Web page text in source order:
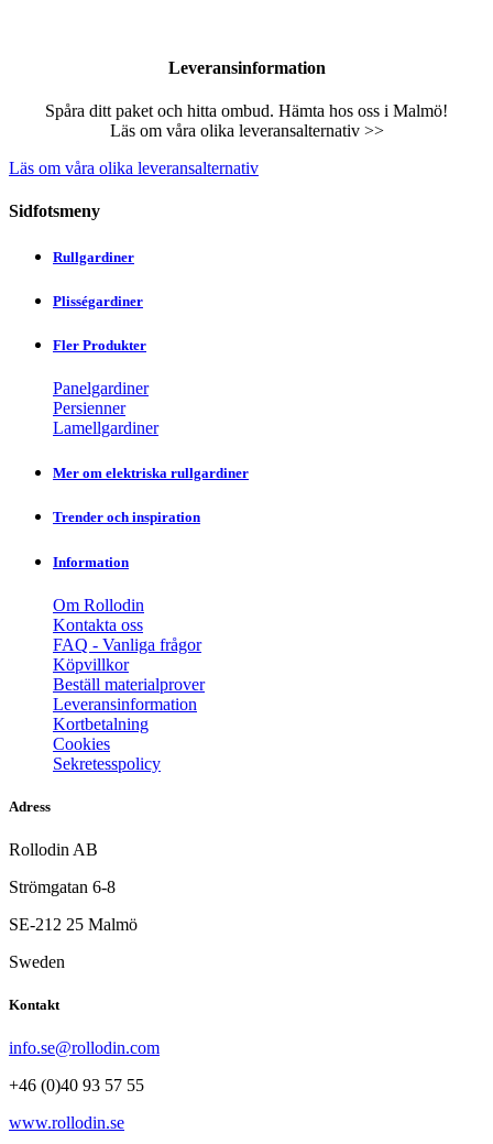
Leveransinformation
Spåra ditt paket och hitta ombud. Hämta hos oss i Malmö!
Läs om våra olika leveransalternativ >>
Läs om våra olika leveransalternativ
Sidfotsmeny
Rullgardiner
Plisségardiner
Fler Produkter
Panelgardiner
Persienner
Lamellgardiner
Mer om elektriska rullgardiner
Trender och inspiration
Information
Om Rollodin
Kontakta oss
FAQ - Vanliga frågor
Köpvillkor
Beställ materialprover
Leveransinformation
Kortbetalning
Cookies
Sekretesspolicy
Adress
Rollodin AB
Strömgatan 6-8
SE-212 25 Malmö
Sweden
Kontakt
info.se@rollodin.com
+46 (0)40 93 57 55
www.rollodin.se